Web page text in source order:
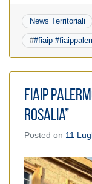
News Territoriali
##fiaip
FIAIP
ROSALIA”
Posted on 11